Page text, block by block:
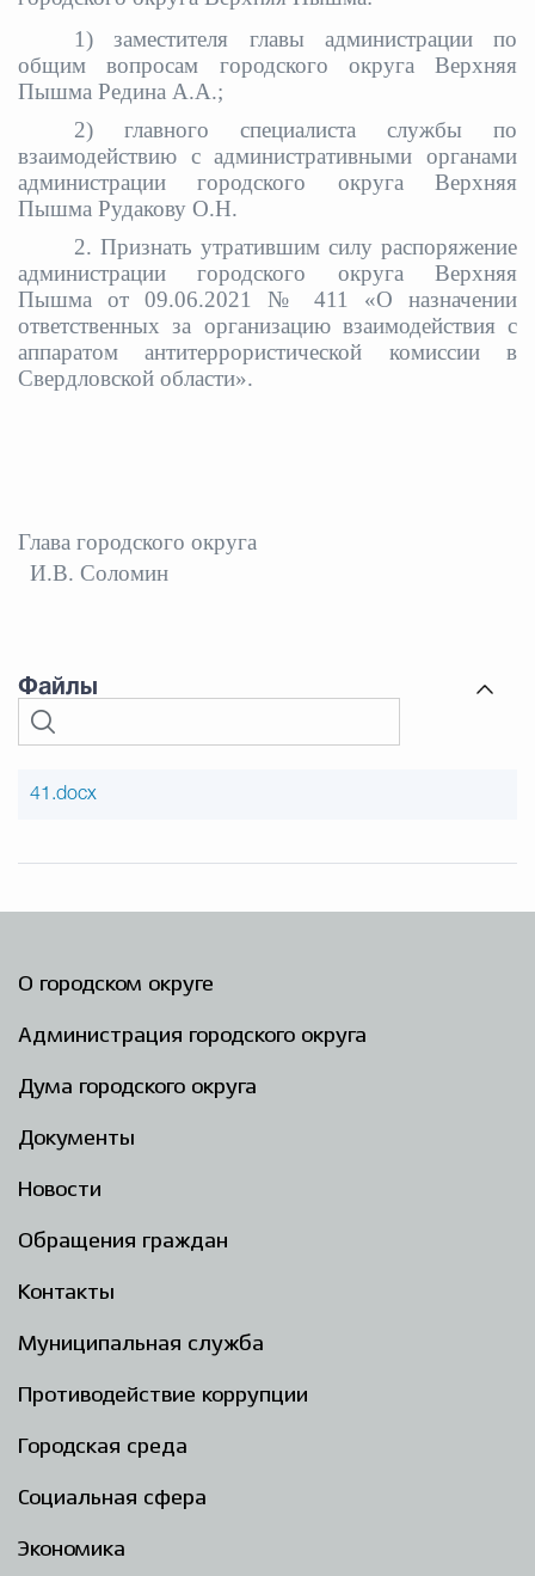
1) заместителя главы администрации по
общим вопросам городского округа Верхняя
Пышма Редина А.А.;
2) главного специалиста службы по
взаимодействию с административными органами
администрации городского округа Верхняя
Пышма Рудакову О.Н.
2. Признать утратившим силу распоряжение
администрации городского округа Верхняя
Пышма от 09.06.2021 № 411 «О назначении
ответственных за организацию взаимодействия с
аппаратом антитеррористической комиссии в
Свердловской области».
Глава городского округа
И.В. Соломин
Файлы
41.docx
О городском округе
Администрация городского округа
Дума городского округа
Документы
Новости
Обращения граждан
Контакты
Муниципальная служба
Противодействие коррупции
Городская среда
Социальная сфера
Экономика